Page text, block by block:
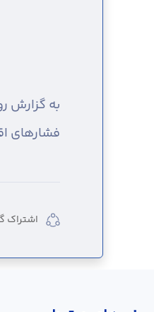
به گزارش
فشارهای
اشتراک